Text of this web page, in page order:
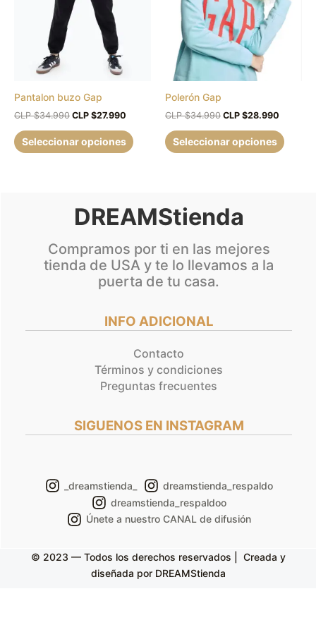
Pantalon buzo Gap
CLP $34.990
$34.990.
CLP $27.990
Seleccionar opciones página
Polerón Gap
CLP $34.990
$34.990.
CLP $28.990
Seleccionar opciones página
DREAMStienda
Compramos por ti en las mejores
tienda de USA y te lo llevamos a la
puerta de tu casa.
INFO ADICIONAL
Contacto
Términos y condiciones
Preguntas frecuentes
SIGUENOS EN INSTAGRAM
_dreamstienda_
dreamstienda_respaldo
dreamstienda_respaldoo
Únete a nuestro CANAL de difusión
© 2023 — Todos los derechos reservados | Creada y
diseñada por DREAMStienda